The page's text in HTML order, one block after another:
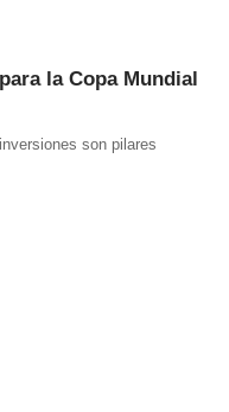
la Copa Mundial
son pilares